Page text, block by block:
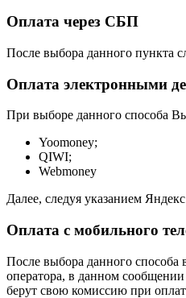
Оплата через СБП
После выбора данного пункта
Оплата электронными
При выборе данного способа
Yoomoney;
QIWI;
Webmoney
Далее, следуя указанием
Оплата с мобильного
После выбора данного способа
оператора, в данном
берут свою комиссию при